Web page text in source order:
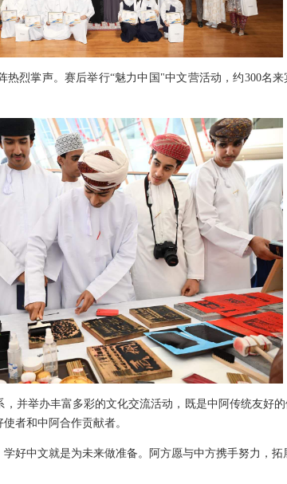
烈掌声。赛后举行“魅力中国"中文营活动，约300名
并举办丰富多彩的文化交流活动，既是中阿传统友好
者和中阿合作贡献者。
好中文就是为未来做准备。阿方愿与中方携手努力，拓